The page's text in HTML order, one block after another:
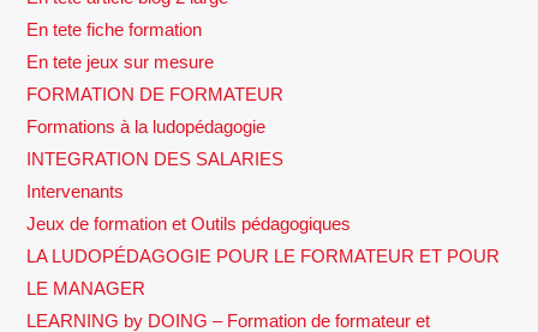
En tete fiche formation
En tete jeux sur mesure
FORMATION DE FORMATEUR
Formations à la ludopédagogie
INTEGRATION DES SALARIES
Intervenants
Jeux de formation et Outils pédagogiques
LA LUDOPÉDAGOGIE POUR LE FORMATEUR ET POUR
LE MANAGER
LEARNING by DOING – Formation de formateur et